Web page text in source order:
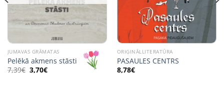
JUMAVAS GRĀMATAS
Pelēkā akmens stāsti
7,39€ Original
price
3,70€Current
price
ORIĢINĀLLITERATŪRA
PASAULES CENTRS
8,78€